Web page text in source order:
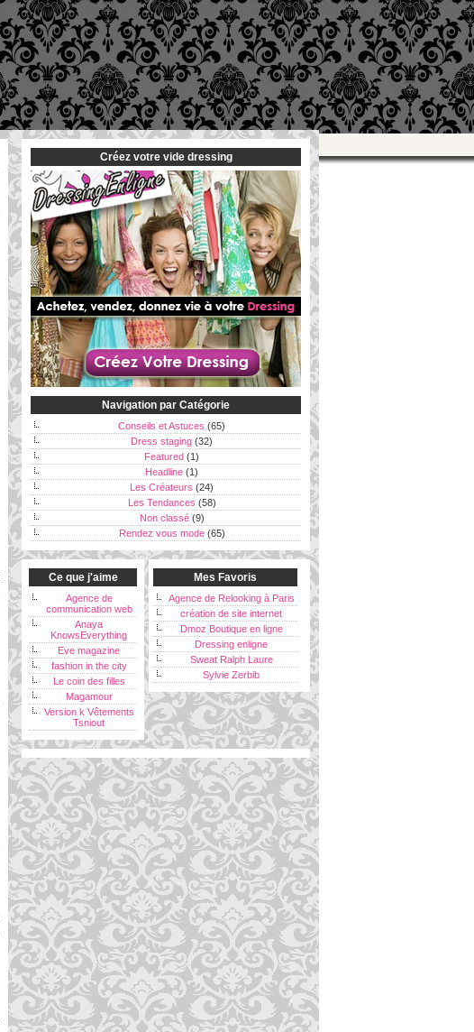
Créez votre vide dressing
Navigation par Catégorie
Conseils et Astuces (65)
Dress staging (32)
Featured (1)
Headline (1)
Les Créateurs (24)
Les Tendances (58)
Non classé(9)
Rendez vous mode(65)
Ce que j'aime
Agence de
communication web
Anaya
KnowsEverything
Eve magazine
fashion in the city
Le coin des filles
Magamour
Version k Vêtements
Tsniout
Mes Favoris
Agence de Relooking à Paris
création de site internet
Dmoz Boutique en ligne
Dressing enligne
Sweat Ralph Laure
Sylvie Zerbib